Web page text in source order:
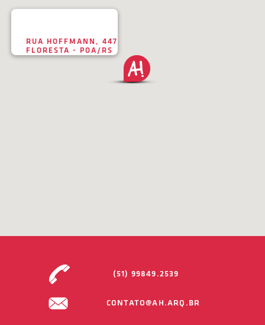
RUA HOFFMANN, 447
FLORESTA - POA/RS
(51) 99849.2539
CONTATO@AH.ARQ.BR